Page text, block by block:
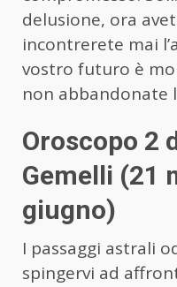
delusione, ora
incontrerete mai
vostro futuro è
non abbandonate
Oroscopo 2
Gemelli (21
giugno)
I passaggi astrali
spingervi ad